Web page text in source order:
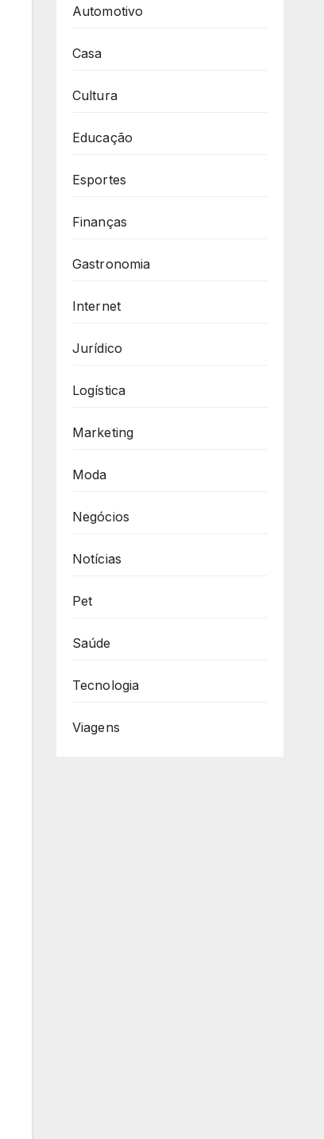
Automotivo
Casa
Cultura
Educação
Esportes
Finanças
Gastronomia
Internet
Jurídico
Logística
Marketing
Moda
Negócios
Notícias
Pet
Saúde
Tecnologia
Viagens